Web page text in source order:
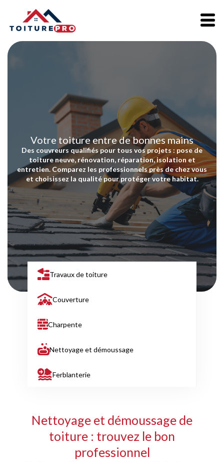
Votre toiture entre de bonnes mains
Des couvreurs qualifiés pour tous vos projets : pose de
toiture neuve, rénovation, réparation, isolation et
entretien. Comparez les professionnels près de chez vous
et choisissez la qualité pour protéger votre habitat.
Travaux de toiture
Couverture
Charpente
Nettoyage et démoussage
Ferblanterie
Nettoyage et démoussage de
toiture : trouvez le bon
professionnel